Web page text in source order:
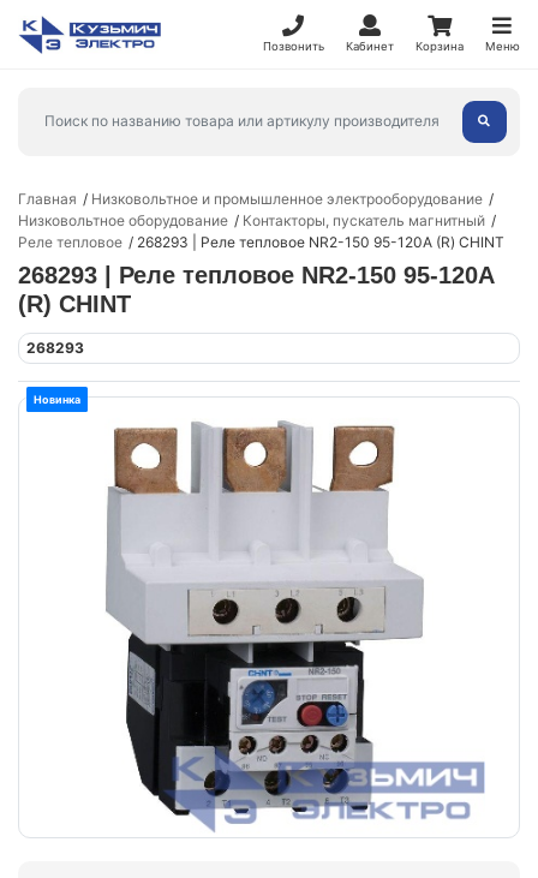
Позвонить Кабинет Корзина Меню
Главная
Низковольтное и промышленное электрооборудование
Низковольтное оборудование
Контакторы, пускатель магнитный
Реле тепловое
268293 | Реле тепловое NR2-150 95-120А (R) CHINT
268293 | Реле тепловое NR2-150 95-120А
(R) CHINT
268293
Новинка